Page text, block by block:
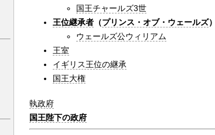
国王チャールズ3世
王位継承者（プリンス・オブ・ウェールズ）
ウェールズ公ウィリアム
王室
イギリス王位の継承
国王大権
執政府
国王陛下の政府